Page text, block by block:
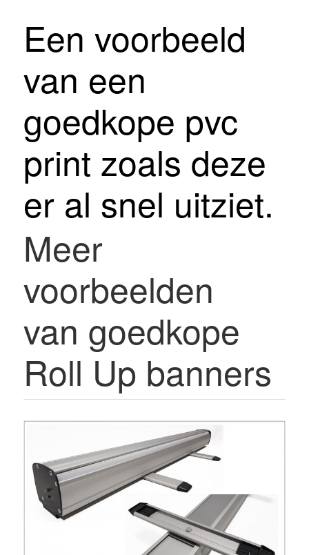
Een voorbeeld
van een
goedkope pvc
print zoals deze
er al snel uitziet.
Meer
voorbeelden
van goedkope
Roll Up banners